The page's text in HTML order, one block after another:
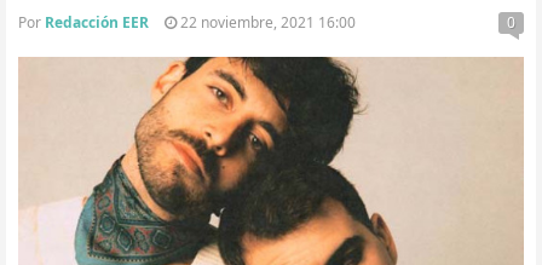
Por Redacción EER 22 noviembre, 2021 16:00 0